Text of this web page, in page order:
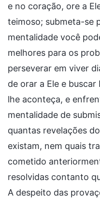
e no coração, ore a
teimoso; submeta-se
mentalidade você
melhores para os
perseverar em viver
de orar a Ele e
lhe aconteça, e
mentalidade de
quantas revelações
existam, nem quais
cometido
resolvidas contanto
A despeito das